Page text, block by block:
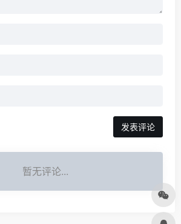
发表评论
暂无评论...